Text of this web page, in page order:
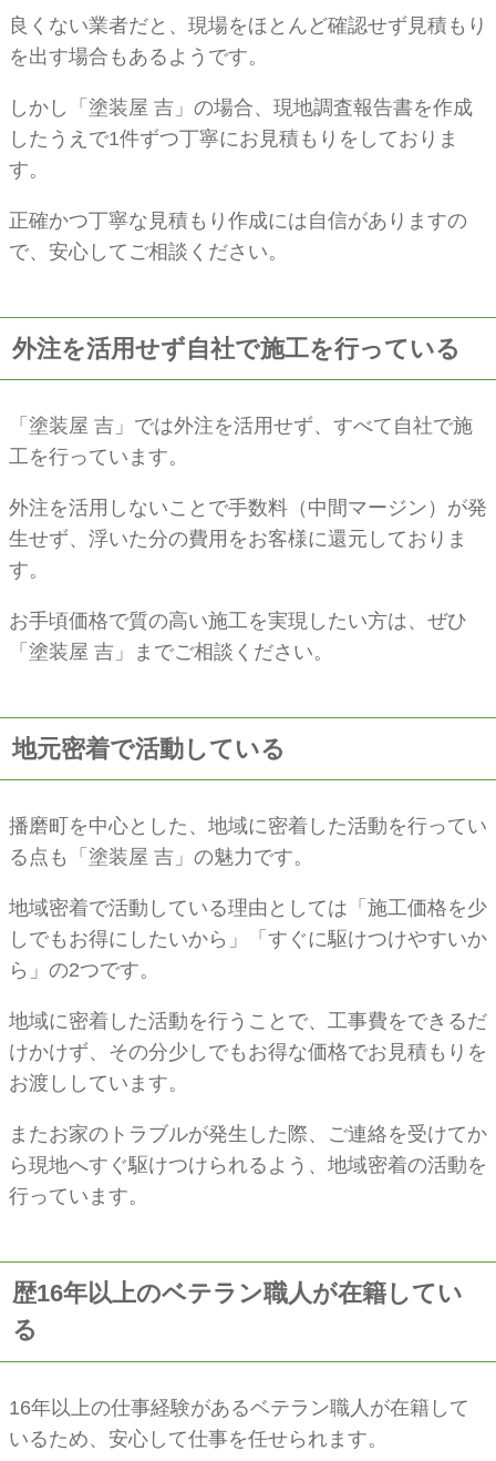
良くない業者だと、現場をほとんど確認せず見積もり
を出す場合もあるようです。
しかし「塗装屋 吉」の場合、現地調査報告書を作成
したうえで1件ずつ丁寧にお見積もりをしておりま
す。
正確かつ丁寧な見積もり作成には自信がありますの
で、安心してご相談ください。
外注を活用せず自社で施工を行っている
「塗装屋 吉」では外注を活用せず、すべて自社で施
工を行っています。
外注を活用しないことで手数料（中間マージン）が発
生せず、浮いた分の費用をお客様に還元しておりま
す。
お手頃価格で質の高い施工を実現したい方は、ぜひ
「塗装屋 吉」までご相談ください。
地元密着で活動している
播磨町を中心とした、地域に密着した活動を行ってい
る点も「塗装屋 吉」の魅力です。
地域密着で活動している理由としては「施工価格を少
しでもお得にしたいから」「すぐに駆けつけやすいか
ら」の2つです。
地域に密着した活動を行うことで、工事費をできるだ
けかけず、その分少しでもお得な価格でお見積もりを
お渡ししています。
またお家のトラブルが発生した際、ご連絡を受けてか
ら現地へすぐ駆けつけられるよう、地域密着の活動を
行っています。
歴16年以上のベテラン職人が在籍してい
る
16年以上の仕事経験があるベテラン職人が在籍して
いるため、安心して仕事を任せられます。